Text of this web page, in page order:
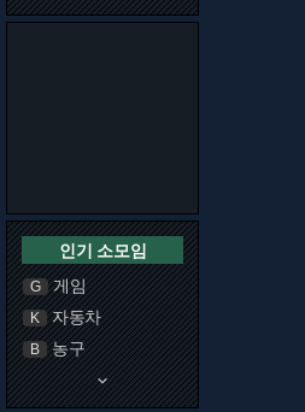
인기 소모임
G 게임
K 자동차
B 농구
keyboard_arrow_down